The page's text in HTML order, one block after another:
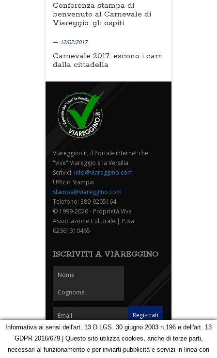
Conferenza stampa di
benvenuto al Carnevale di
Viareggio: gli ospiti
12/02/2017
Carnevale 2017: escono i carri
dalla cittadella
Viareggino.it, il Portale internet che
"vive" Viareggio e la Versilia
Scrivici: info@viareggino.com
Ufficio Stampa:
stampa@viareggino.com
Telefono: 389-0205164
© 1999-2026 - Proprietà Viva
Associazione Culturale | P.Iva
02361310465
ISCRIVITI A VIAREGGINO
Homepage Notizie Speciali Eventi Foto Carnevale
Informativa ai sensi dell'art. 13 D.LGS. 30 giugno 2003 n.196 e dell'art. 13
GDPR 2016/679 | Questo sito utilizza cookies, anche di terze parti,
necessari al funzionamento e per inviarti pubblicità e servizi in linea con